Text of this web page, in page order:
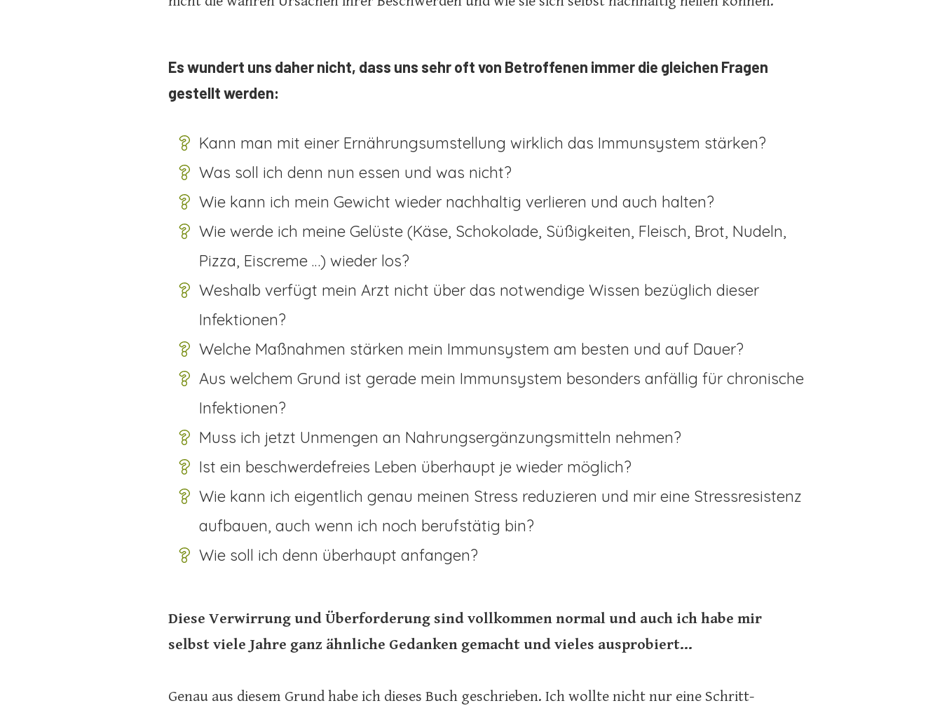
Es wundert uns daher nicht, dass uns sehr oft von Betroffenen immer die gleichen Fragen
gestellt werden:
Kann man mit einer Ernährungsumstellung wirklich das Immunsystem stärken?
Was soll ich denn nun essen und was nicht?
Wie kann ich mein Gewicht wieder nachhaltig verlieren und auch halten?
Wie werde ich meine Gelüste (Käse, Schokolade, Süßigkeiten, Fleisch, Brot, Nudeln,
Pizza, Eiscreme …) wieder los?
Weshalb verfügt mein Arzt nicht über das notwendige Wissen bezüglich dieser
Infektionen?
Welche Maßnahmen stärken mein Immunsystem am besten und auf Dauer?
Aus welchem Grund ist gerade mein Immunsystem besonders anfällig für chronische
Infektionen?
Muss ich jetzt Unmengen an Nahrungsergänzungsmitteln nehmen?
Ist ein beschwerdefreies Leben überhaupt je wieder möglich?
Wie kann ich eigentlich genau meinen Stress reduzieren und mir eine Stressresistenz
aufbauen, auch wenn ich noch berufstätig bin?
Wie soll ich denn überhaupt anfangen?
Diese Verwirrung und Überforderung sind vollkommen normal und auch ich habe mir
selbst viele Jahre ganz ähnliche Gedanken gemacht und vieles ausprobiert…
Genau aus diesem Grund habe ich dieses Buch geschrieben. Ich wollte nicht nur eine Schritt-